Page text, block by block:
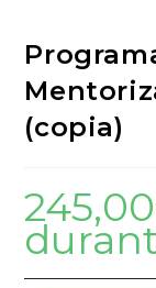
(copia)
245,00